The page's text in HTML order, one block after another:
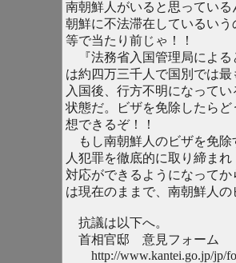
南朝鮮人がいると思ってい
朝鮮に不法滞在しているい
等で当たり前じゃ！！
『法務省入国管理局による
は約四万三千人で国別では
入国後、行方不明になって
状態だ。ビザを免除したら
想できるぞ！！
もし南朝鮮人のビザを免除
人犯罪を徹底的に取り締ま
対応ができるようになって
は現在のままで、南朝鮮人
抗議は以下へ。
首相官邸 意見フォーム
http://www.kantei.go.jp/jp/